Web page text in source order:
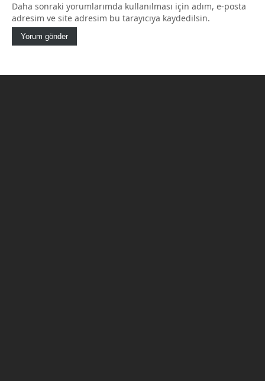
Daha sonraki yorumlarımda kullanılması için adım, e-posta
adresim ve site adresim bu tarayıcıya kaydedilsin.